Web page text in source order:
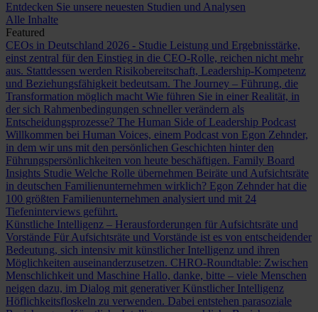
Entdecken Sie unsere neuesten Studien und Analysen
Alle Inhalte
Featured
CEOs in Deutschland 2026 - Studie Leistung und Ergebnisstärke,
einst zentral für den Einstieg in die CEO-Rolle, reichen nicht mehr
aus. Stattdessen werden Risikobereitschaft, Leadership-Kompetenz
und Beziehungsfähigkeit bedeutsam. The Journey – Führung, die
Transformation möglich macht Wie führen Sie in einer Realität, in
der sich Rahmenbedingungen schneller verändern als
Entscheidungsprozesse? The Human Side of Leadership Podcast
Willkommen bei Human Voices, einem Podcast von Egon Zehnder,
in dem wir uns mit den persönlichen Geschichten hinter den
Führungspersönlichkeiten von heute beschäftigen. Family Board
Insights Studie Welche Rolle übernehmen Beiräte und Aufsichtsräte
in deutschen Familienunternehmen wirklich? Egon Zehnder hat die
100 größten Familienunternehmen analysiert und mit 24
Tiefeninterviews geführt.
Künstliche Intelligenz – Herausforderungen für Aufsichtsräte und
Vorstände Für Aufsichtsräte und Vorstände ist es von entscheidender
Bedeutung, sich intensiv mit künstlicher Intelligenz und ihren
Möglichkeiten auseinanderzusetzen. CHRO-Roundtable: Zwischen
Menschlichkeit und Maschine Hallo, danke, bitte – viele Menschen
neigen dazu, im Dialog mit generativer Künstlicher Intelligenz
Höflichkeitsfloskeln zu verwenden. Dabei entstehen parasoziale